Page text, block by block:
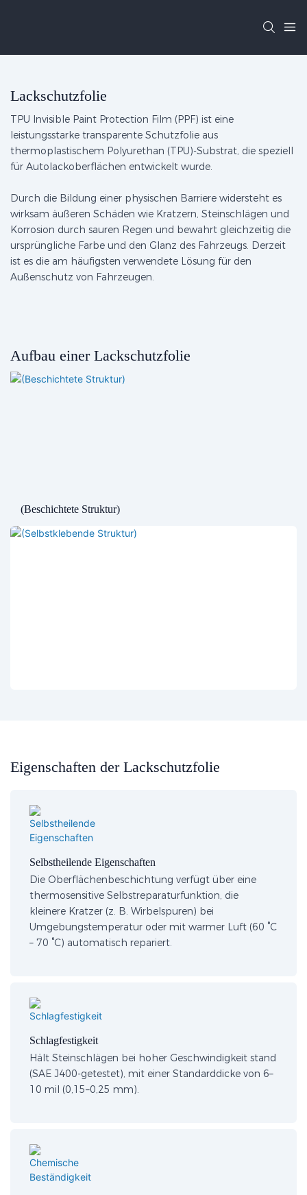
Lackschutzfolie
TPU Invisible Paint Protection Film (PPF) ist eine
leistungsstarke transparente Schutzfolie aus
thermoplastischem Polyurethan (TPU)-Substrat, die speziell
für Autolackoberflächen entwickelt wurde.
Durch die Bildung einer physischen Barriere widersteht es
wirksam äußeren Schäden wie Kratzern, Steinschlägen und
Korrosion durch sauren Regen und bewahrt gleichzeitig die
ursprüngliche Farbe und den Glanz des Fahrzeugs. Derzeit
ist es die am häufigsten verwendete Lösung für den
Außenschutz von Fahrzeugen.
Aufbau einer Lackschutzfolie
(Beschichtete Struktur)
Eigenschaften der Lackschutzfolie
Selbstheilende Eigenschaften
Die Oberflächenbeschichtung verfügt über eine
thermosensitive Selbstreparaturfunktion, die
kleinere Kratzer (z. B. Wirbelspuren) bei
Umgebungstemperatur oder mit warmer Luft (60 °C
– 70 °C) automatisch repariert.
Schlagfestigkeit
Hält Steinschlägen bei hoher Geschwindigkeit stand
(SAE J400-getestet), mit einer Standarddicke von 6–
10 mil (0,15–0,25 mm).